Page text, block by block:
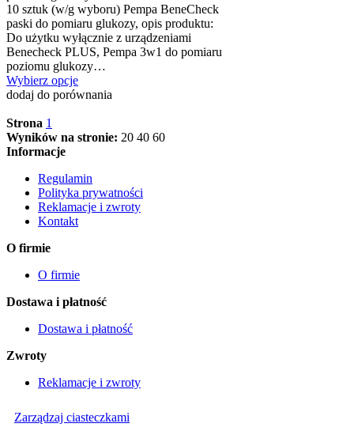
10 sztuk (w/g wyboru) Pempa BeneCheck
paski do pomiaru glukozy, opis produktu:
Do użytku wyłącznie z urządzeniami
Benecheck PLUS, Pempa 3w1 do pomiaru
poziomu glukozy…
Wybierz opcje
dodaj do porównania
Strona 1
Wyników na stronie: 20 40 60
Informacje
Regulamin
Polityka prywatności
Reklamacje i zwroty
Kontakt
O firmie
O firmie
Dostawa i płatność
Dostawa i płatność
Zwroty
Reklamacje i zwroty
Zarządzaj ciasteczkami